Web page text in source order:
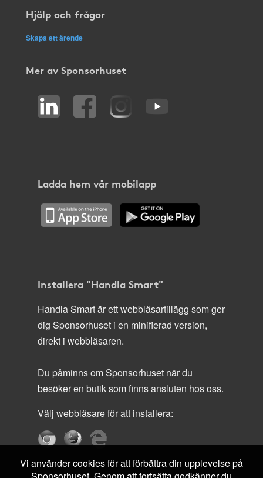
Hjälp och frågor
Skapa ett ärende
Mer av Sponsorhuset
Ladda hem vår mobilapp
Installera "Handla Smart"
Handla Smart är ett webbläsartillägg som ger
dig Sponsorhuset i en minifierad version,
direkt i webbläsaren.
Du påminns om Sponsorhuset när du
besöker en butik som finns ansluten hos oss.
Välj webbläsare för att installera:
Vi använder cookies för att förbättra din upplevelse på